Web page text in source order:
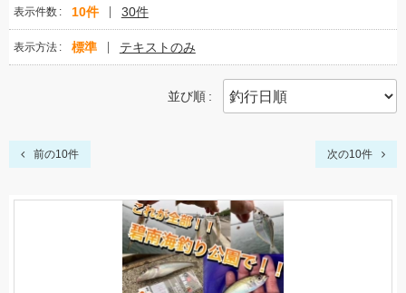
表示件数 10件 30件
表示方法 標準 テキストのみ
並び順
前の10件 次の10件